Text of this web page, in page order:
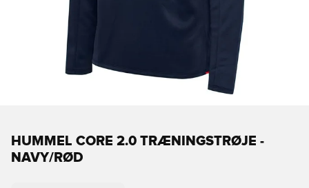
HUMMEL CORE 2.0 TRÆNINGSTRØJE -
NAVY/RØD